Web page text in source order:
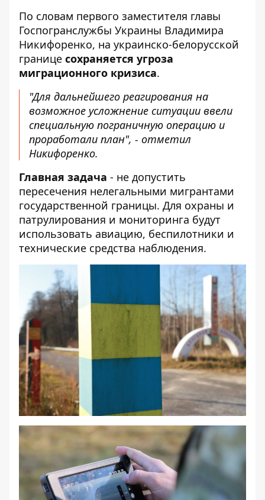
По словам первого заместителя главы
Госпогранслужбы Украины Владимира
Никифоренко, на украинско-белорусской
границе сохраняется угроза
миграционного кризиса.
"Для дальнейшего реагирования на
возможное усложнение ситуации ввели
специальную пограничную операцию и
проработали план", - отметил
Никифоренко.
Главная задача - не допустить
пересечения нелегальными мигрантами
государственной границы. Для охраны и
патрулирования и мониторинга будут
использовать авиацию, беспилотники и
технические средства наблюдения.